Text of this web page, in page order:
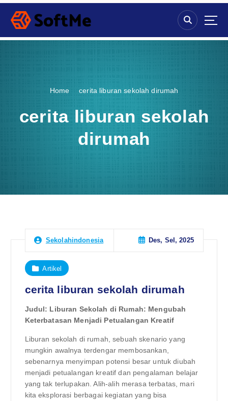
S
p
Home cerita liburan sekolah dirumah
cerita liburan sekolah
dirumah
Sekolahindonesia Des, Sel, 2025
Artikel
cerita liburan sekolah dirumah
Judul: Liburan Sekolah di Rumah: Mengubah
Keterbatasan Menjadi Petualangan Kreatif
Liburan sekolah di rumah, sebuah skenario yang
mungkin awalnya terdengar membosankan,
sebenarnya menyimpan potensi besar untuk diubah
menjadi petualangan kreatif dan pengalaman belajar
yang tak terlupakan. Alih-alih merasa terbatas, mari
kita eksplorasi berbagai kegiatan yang bisa